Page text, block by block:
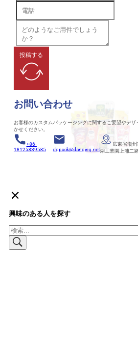
投稿する
お問い合わせ
お客様のカスタムパッケージングに関するご要望やデザ
かせください。
+86-
18125839585
dqpack@danqing.net
広東省潮
湖工業園上浦二
興味のある人を探す
検
索